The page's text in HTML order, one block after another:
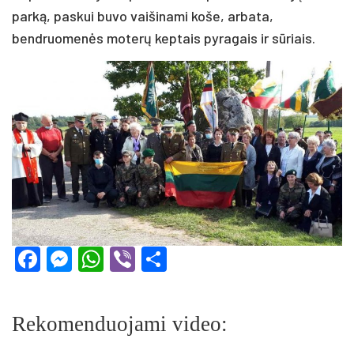
parką, paskui buvo vaišinami koše, arbata,
bendruomenės moterų keptais pyragais ir sūriais.
Facebook
Messenger
WhatsApp
Viber
Rekomenduojami video: